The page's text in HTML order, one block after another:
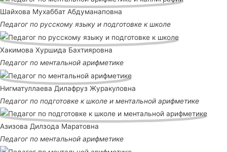
Шайхова Мухаббат Абдуманаповна
Педагог по русскому языку и подготовке к школе
Хакимова Хуршида Бахтияровна
Педагог по ментальной арифметике
Нигматуллаева Дилафруз Журакуловна
Педагог по подготовке к школе и ментальной арифметике
Азизова Дилзода Маратовна
Педагог по ментальной арифметике